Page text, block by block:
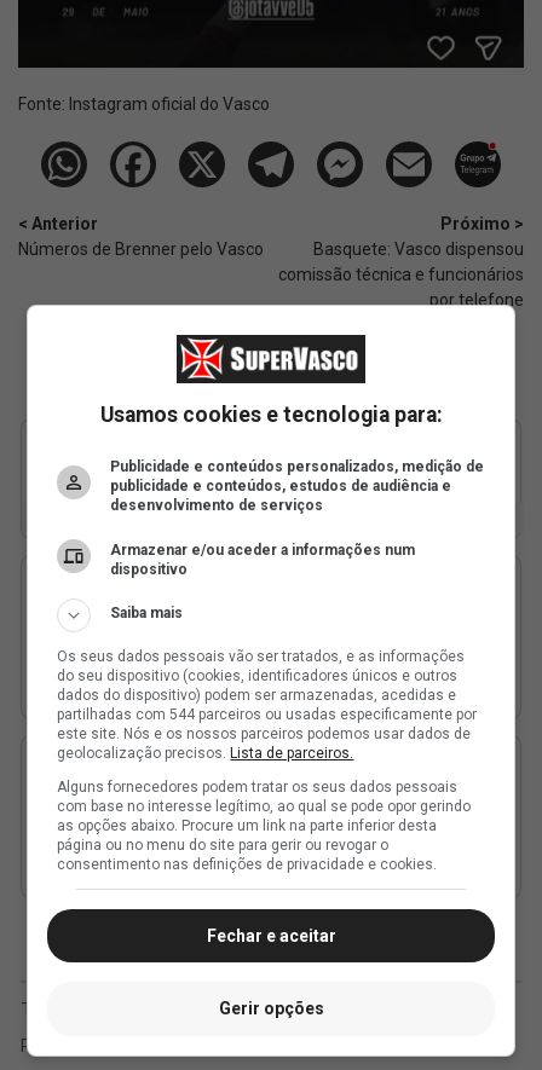
Fonte: Instagram oficial do Vasco
< Anterior
Números de Brenner pelo Vasco
Próximo >
Basquete: Vasco dispensou
comissão técnica e funcionários
por telefone
Usamos cookies e tecnologia para:
Publicidade e conteúdos personalizados, medição de
publicidade e conteúdos, estudos de audiência e
desenvolvimento de serviços
Armazenar e/ou aceder a informações num
dispositivo
Saiba mais
Os seus dados pessoais vão ser tratados, e as informações
do seu dispositivo (cookies, identificadores únicos e outros
dados do dispositivo) podem ser armazenadas, acedidas e
partilhadas com 544 parceiros ou usadas especificamente por
este site. Nós e os nossos parceiros podemos usar dados de
geolocalização precisos.Lista de parceiros.
Alguns fornecedores podem tratar os seus dados pessoais
com base no interesse legítimo, ao qual se pode opor gerindo
as opções abaixo. Procure um link na parte inferior desta
página ou no menu do site para gerir ou revogar o
consentimento nas definições de privacidade e cookies.
Fechar e aceitar
Gerir opções